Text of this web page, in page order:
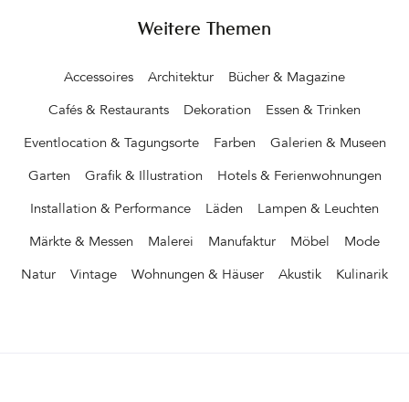
Weitere Themen
Accessoires Architektur Bücher & Magazine
Cafés & Restaurants Dekoration Essen & Trinken
Eventlocation & Tagungsorte Farben Galerien & Museen
Garten Grafik & Illustration Hotels & Ferienwohnungen
Installation & Performance Läden Lampen & Leuchten
Märkte & Messen Malerei Manufaktur Möbel Mode
Natur Vintage Wohnungen & Häuser Akustik Kulinarik